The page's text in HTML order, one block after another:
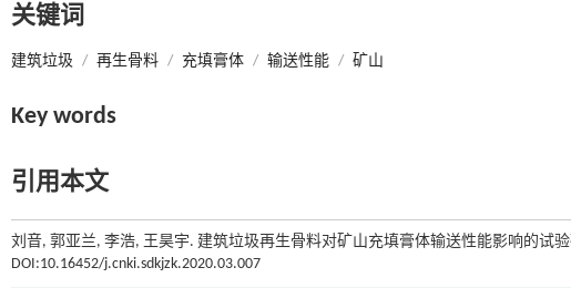
关键词
建筑垃圾 / 再生骨料 / 充填膏体 / 输送性能 / 矿山
Key words
引用本文
刘音, 郭亚兰, 李浩, 王昊宇. 建筑垃圾再生骨料对矿山充填膏体输送性能影响的试验
DOI:10.16452/j.cnki.sdkjzk.2020.03.007